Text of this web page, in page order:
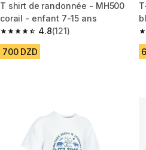
T shirt de randonnée - MH500
corail - enfant 7-15 ans
4.8
4.8 out of 5 stars from 121 reviews
(121)
700 DZD